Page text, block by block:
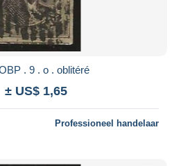
. 9 . o . oblitéré
± US$ 1,65
Professioneel handelaar